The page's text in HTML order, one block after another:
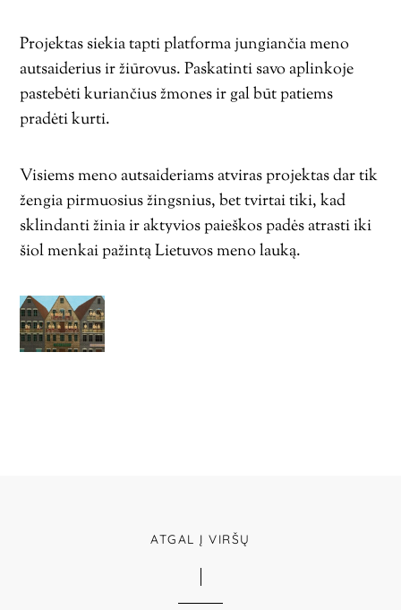
Projektas siekia tapti platforma jungiančia meno
autsaiderius ir žiūrovus. Paskatinti savo aplinkoje
pastebėti kuriančius žmones ir gal būt patiems
pradėti kurti.
Visiems meno autsaideriams atviras projektas dar tik
žengia pirmuosius žingsnius, bet tvirtai tiki, kad
sklindanti žinia ir aktyvios paieškos padės atrasti iki
šiol menkai pažintą Lietuvos meno lauką.
ATGAL Į VIRŠŲ